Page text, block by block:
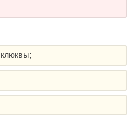
клюквы;